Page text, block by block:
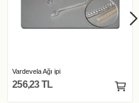
Vardevela Ağı ipi
256,23 TL